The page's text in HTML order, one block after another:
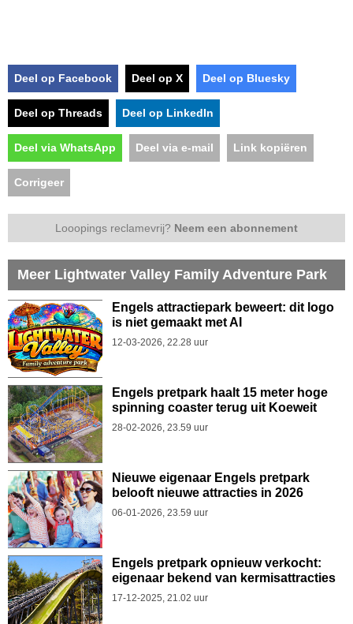
Deel op Facebook Deel op X Deel op Bluesky
Deel op Threads Deel op LinkedIn
Deel via WhatsApp Deel via e-mail Link kopiëren
Corrigeer
Looopings reclamevrij? Neem een abonnement
Meer Lightwater Valley Family Adventure Park
Engels attractiepark beweert: dit logo
is niet gemaakt met AI
12-03-2026, 22.28 uur
Engels pretpark haalt 15 meter hoge
spinning coaster terug uit Koeweit
28-02-2026, 23.59 uur
Nieuwe eigenaar Engels pretpark
belooft nieuwe attracties in 2026
06-01-2026, 23.59 uur
Engels pretpark opnieuw verkocht:
eigenaar bekend van kermisattracties
17-12-2025, 21.02 uur